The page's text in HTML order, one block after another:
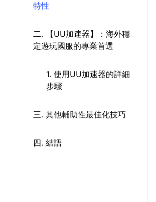
特性
二. 【UU加速器】：海外穩
定遊玩國服的專業首選
1. 使用UU加速器的詳細
步驟
三. 其他輔助性最佳化技巧
四. 結語